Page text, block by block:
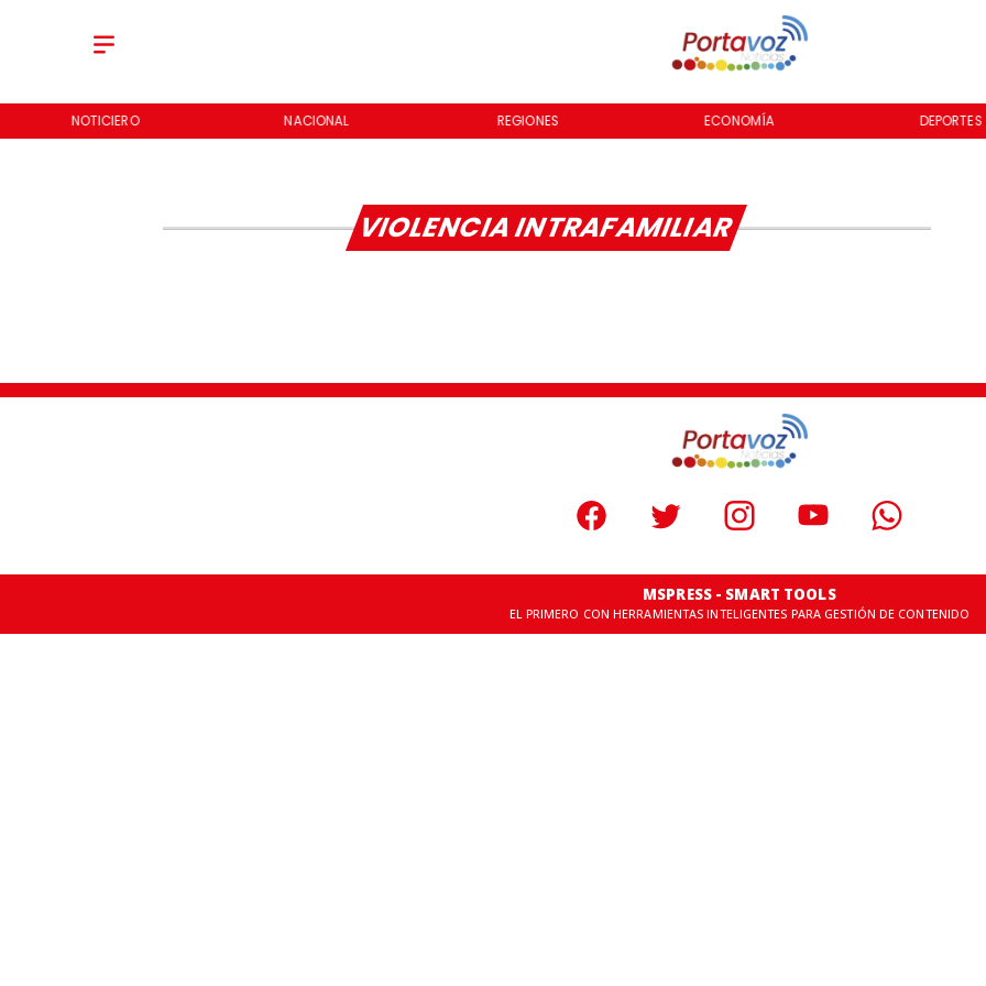
NOTICIERO NACIONAL REGIONES ECONOMÍA DEPORTES
VIOLENCIA INTRAFAMILIAR
MSPRESS - SMART TOOLS
EL PRIMERO CON HERRAMIENTAS INTELIGENTES PARA GESTIÓN DE CONTENIDO